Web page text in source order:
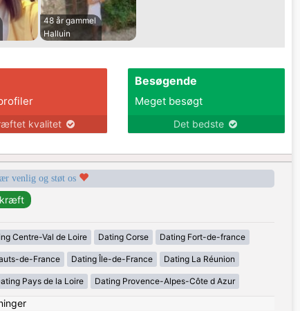
48 år gammel
Halluin
kvalitet
Besøgende
Meget besøgt
Det bedste
venlig og støt os
Centre-Val de Loire Dating Corse Dating Fort-de-france
de-France Dating Île-de-France Dating La Réunion
Pays de la Loire Dating Provence-Alpes-Côte d Azur